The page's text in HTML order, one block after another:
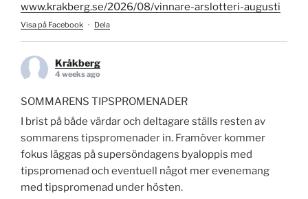
www.krakberg.se/2026/08/vinnare-arslotteri-augusti
Visa på Facebook · Dela
Kråkberg
4 weeks ago
SOMMARENS TIPSPROMENADER
I brist på både värdar och deltagare ställs resten av
sommarens tipspromenader in. Framöver kommer
fokus läggas på supersöndagens byaloppis med
tipspromenad och eventuell något mer evenemang
med tipspromenad under hösten.